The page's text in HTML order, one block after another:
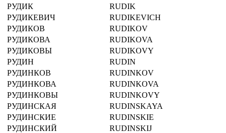
РУДИК
RUDIK
РУДИКЕВИЧ
RUDIKEVICH
РУДИКОВ
RUDIKOV
РУДИКОВА
RUDIKOVA
РУДИКОВЫ
RUDIKOVY
РУДИН
RUDIN
РУДИНКОВ
RUDINKOV
РУДИНКОВА
RUDINKOVA
РУДИНКОВЫ
RUDINKOVY
РУДИНСКАЯ
RUDINSKAYA
РУДИНСКИЕ
RUDINSKIE
РУДИНСКИЙ
RUDINSKIJ